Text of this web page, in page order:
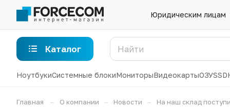
Юридическим лицам
Каталог
НоутбукиСистемные блокиМониторыВидеокартыОЗУSSD
Главная – О компании – Новости – На наш склад